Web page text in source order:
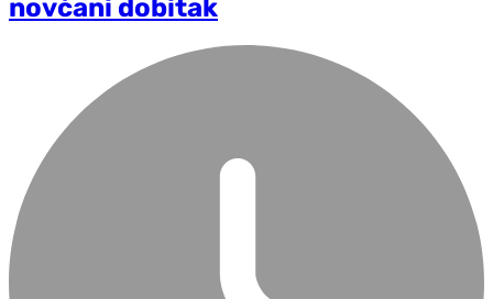
novčani dobitak